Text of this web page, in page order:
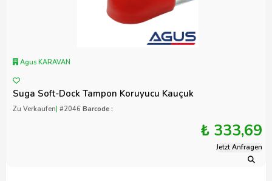
Agus KARAVAN
Suga Soft-Dock Tampon Koruyucu Kauçuk
Zu Verkaufen| #2046 Barcode :
₺ 333,69
Jetzt Anfragen